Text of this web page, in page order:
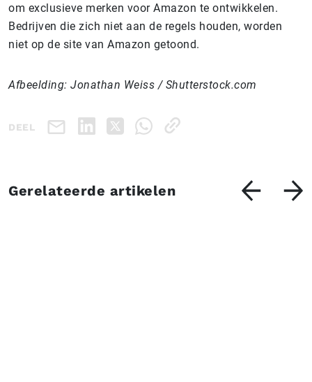
om exclusieve merken voor Amazon te ontwikkelen.
Bedrijven die zich niet aan de regels houden, worden
niet op de site van Amazon getoond.
Afbeelding: Jonathan Weiss / Shutterstock.com
DEEL
Gerelateerde artikelen